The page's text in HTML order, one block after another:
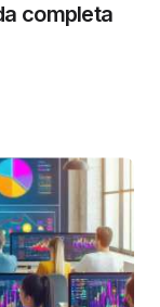
completa